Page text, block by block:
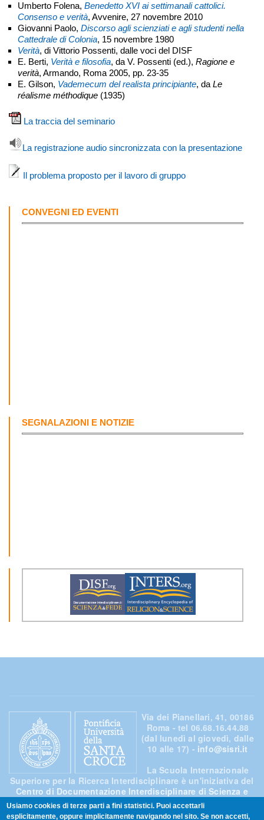
Umberto Folena, Benedetto XVI ai settimanali cattolici.
Consenso e verità, Avvenire, 27 novembre 2010
Giovanni Paolo, Discorso agli scienziati e agli studenti nella
Cattedrale di Colonia, 15 novembre 1980
Verità, di Vittorio Possenti, dalle voci del DISF
E. Berti, Verità e filosofia, da V. Possenti (ed.), Ragione e
verità, Armando, Roma 2005, pp. 23-35
E. Gilson, Vademecum del realista principiante, da Le
réalisme méthodique (1935)
La traccia del seminario
La registrazione audio sincronizzata con la presentazione
Il problema proposto per il lavoro di gruppo
CONVEGNI ED EVENTI
SEGNALAZIONI E NOTIZIE
Via dei Pianellari, 41, 00186
Roma - tel 06.68.16.44.88
(dal lunedì al giovedì, dalle
10 alle 17) - info@sisri.it
La Scuola Internazionale
Superiore per la Ricerca Interdisciplinare è un'iniziativa del
Centro di Documentazione Interdisciplinare di Scienza e
Fede,
eretto presso laPontificia Università della Santa Croce di
Usiamo cookies di terze parti a fini statistici. Puoi accettarli
esplicitamente, oppure implicitamente navigando nel sito. Se non accetti,